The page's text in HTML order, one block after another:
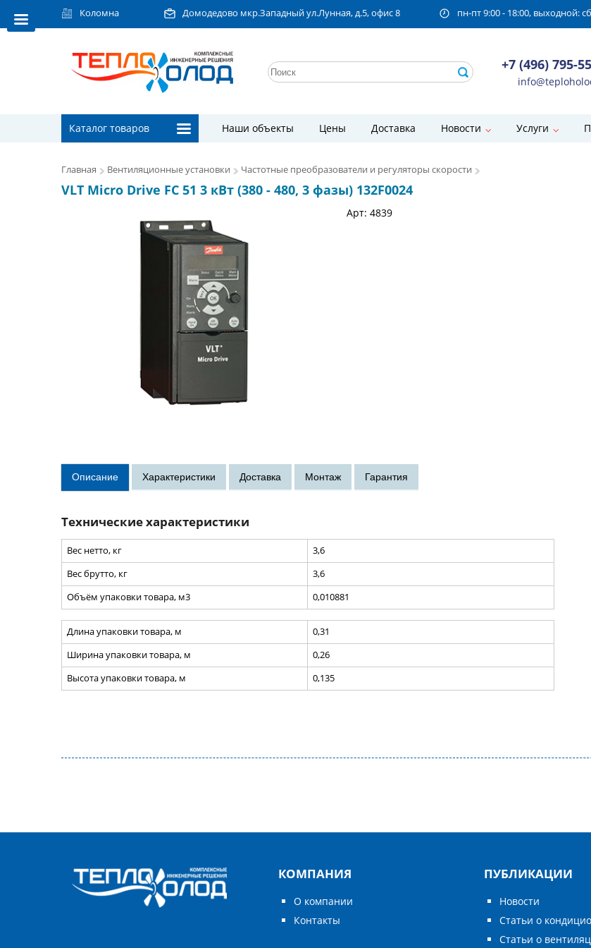
Коломна Домодедово мкр.Западный ул.Лунная, д.5, офис 8 пн-пт 9:00 - 18:00, выходной:
+7 (496) 795-
Каталог товаров Наши объекты Цены Доставка Новости Услуги
Главная Вентиляционные установки Частотные преобразователи и регуляторы скорости
VLT Micro Drive FC 51 3 кВт (380 - 480, 3 фазы) 132F0024
Арт: 4839
Технические характеристики
Вес нетто, кг
3,6
Вес брутто, кг
3,6
Объём упаковки товара, м3
0,010881
Длина упаковки товара, м
0,31
Ширина упаковки товара, м
0,26
Высота упаковки товара, м
0,135
КОМПАНИЯ
О компании
Контакты
ПУБЛИКАЦИИ
Новости
Статьи о
Статьи о